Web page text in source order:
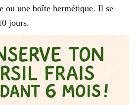
ou une boîte hermétique. Il se
jours.